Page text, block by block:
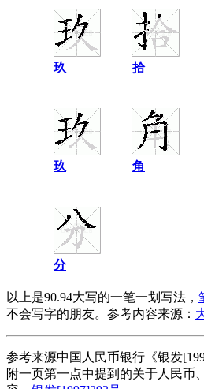
玖 拾
玖 角
分
以上是90.94大写的一笔一划写法，
不会写字的朋友。参考内容来源：
参考来源中国人民币银行《银发
附一页第一点中提到的关于人民币